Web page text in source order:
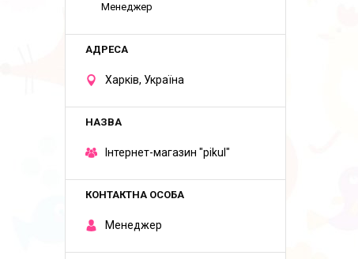
Менеджер
Харків, Україна
Iнтернет-магазин "pikul"
Менеджер